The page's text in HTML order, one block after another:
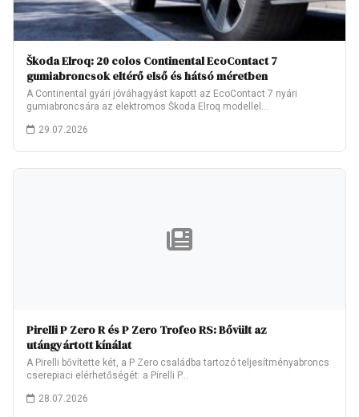
Škoda Elroq: 20 colos Continental EcoContact 7
gumiabroncsok eltérő első és hátsó méretben
A Continental gyári jóváhagyást kapott az EcoContact 7 nyári
gumiabroncsára az elektromos Škoda Elroq modellel…
29.07.2026
Pirelli P Zero R és P Zero Trofeo RS: Bővült az
utángyártott kínálat
A Pirelli bővítette két, a P Zero családba tartozó teljesítményabroncs
cserepiaci elérhetőségét: a Pirelli P…
28.07.2026